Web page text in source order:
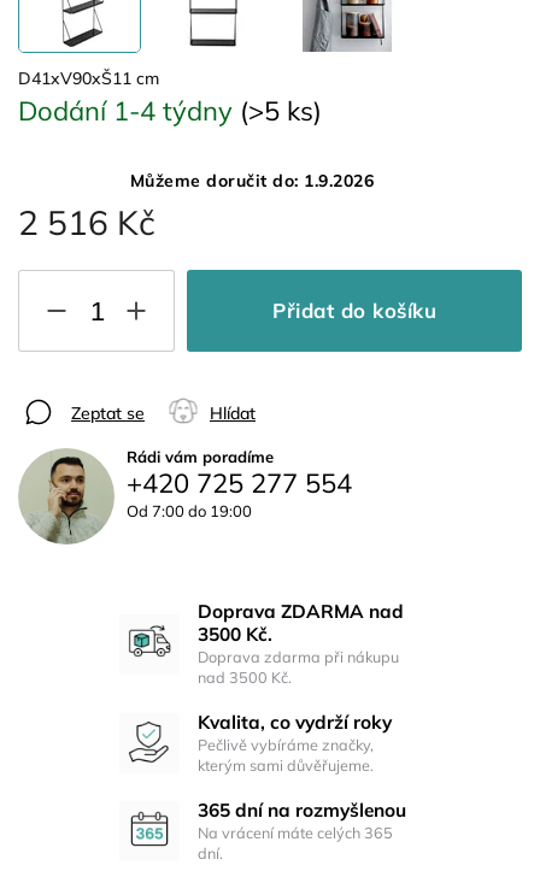
2 516 Kč
Dodání 1-4 týdny (>5 ks)
Můžeme doručit do: 1.9.2026
Přidat do košíku
D41xV90xŠ11 cm
Zeptat se Hlídat
Rádi vám poradíme
+420 725 277 554
Od 7:00 do 19:00
Doprava ZDARMA nad
3500 Kč.
Doprava zdarma při nákupu
nad 3500 Kč.
Kvalita, co vydrží roky
Pečlivě vybíráme značky,
kterým sami důvěřujeme.
365 dní na rozmyšlenou
Na vrácení máte celých 365
dní.